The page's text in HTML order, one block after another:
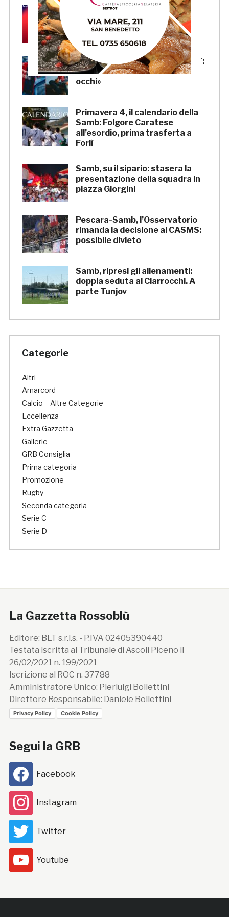
Samb, Lorenzo Sgarbi è
ufficiale: l’attaccante arriva in
prestito dal Napoli
Samb, la maglia Home 2026/27:
«Il sale sulla pelle, l’ardore negli
occhi»
Primavera 4, il calendario della
Samb: Folgore Caratese
all’esordio, prima trasferta a
Forlì
Samb, su il sipario: stasera la
presentazione della squadra in
piazza Giorgini
Pescara-Samb, l’Osservatorio
rimanda la decisione al CASMS:
possibile divieto
Samb, ripresi gli allenamenti:
doppia seduta al Ciarrocchi. A
parte Tunjov
Categorie
Altri
Amarcord
Calcio – Altre Categorie
Eccellenza
Extra Gazzetta
Gallerie
GRB Consiglia
Prima categoria
Promozione
Rugby
Seconda categoria
Serie C
Serie D
La Gazzetta Rossoblù
Editore: BLT s.r.l.s. - P.IVA 02405390440
Testata iscritta al Tribunale di Ascoli Piceno il
26/02/2021 n. 199/2021
Iscrizione al ROC n. 37788
Amministratore Unico: Pierluigi Bollettini
Direttore Responsabile: Daniele Bollettini
Privacy Policy Cookie Policy
Segui la GRB
Facebook
Instagram
Twitter
Youtube